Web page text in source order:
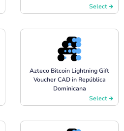
Select
Azteco Bitcoin Lightning Gift
Voucher CAD in República
Dominicana
Select